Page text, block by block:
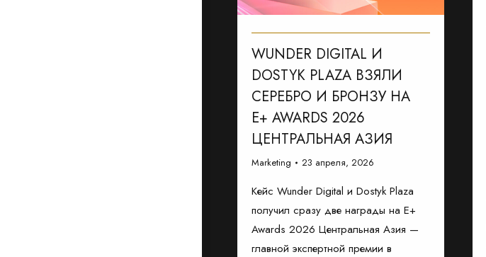
WUNDER DIGITAL И
DOSTYK PLAZA ВЗЯЛИ
СЕРЕБРО И БРОНЗУ НА
E+ AWARDS 2026
ЦЕНТРАЛЬНАЯ АЗИЯ
Marketing 23 апреля, 2026
Кейс Wunder Digital и Dostyk Plaza
получил сразу две награды на E+
Awards 2026 Центральная Азия —
главной экспертной премии в